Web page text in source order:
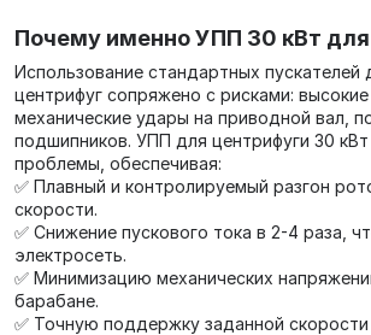
Почему именно УПП 30 кВт
Использование стандартных
центрифуг сопряжено с рисками: высокие
механические удары на приводной вал,
подшипников. УПП для центрифуги 30
проблемы, обеспечивая:
✅ Плавный и контролируемый разгон
скорости.
✅ Снижение пускового тока в 2-4 раза,
электросеть.
✅ Минимизацию механических
барабане.
✅ Точную поддержку заданной скорости